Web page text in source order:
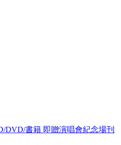
DVD/書籍 即贈演唱會紀念場刊